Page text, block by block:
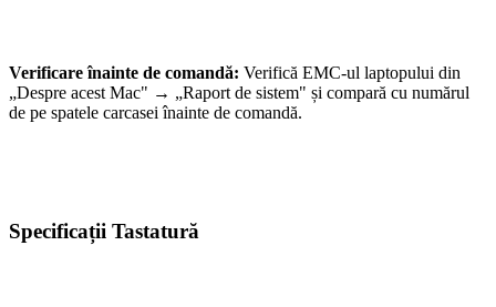
Verificare înainte de comandă: Verifică EMC-ul laptopului din
„Despre acest Mac" → „Raport de sistem" și compară cu numărul
de pe spatele carcasei înainte de comandă.
Specificații Tastatură